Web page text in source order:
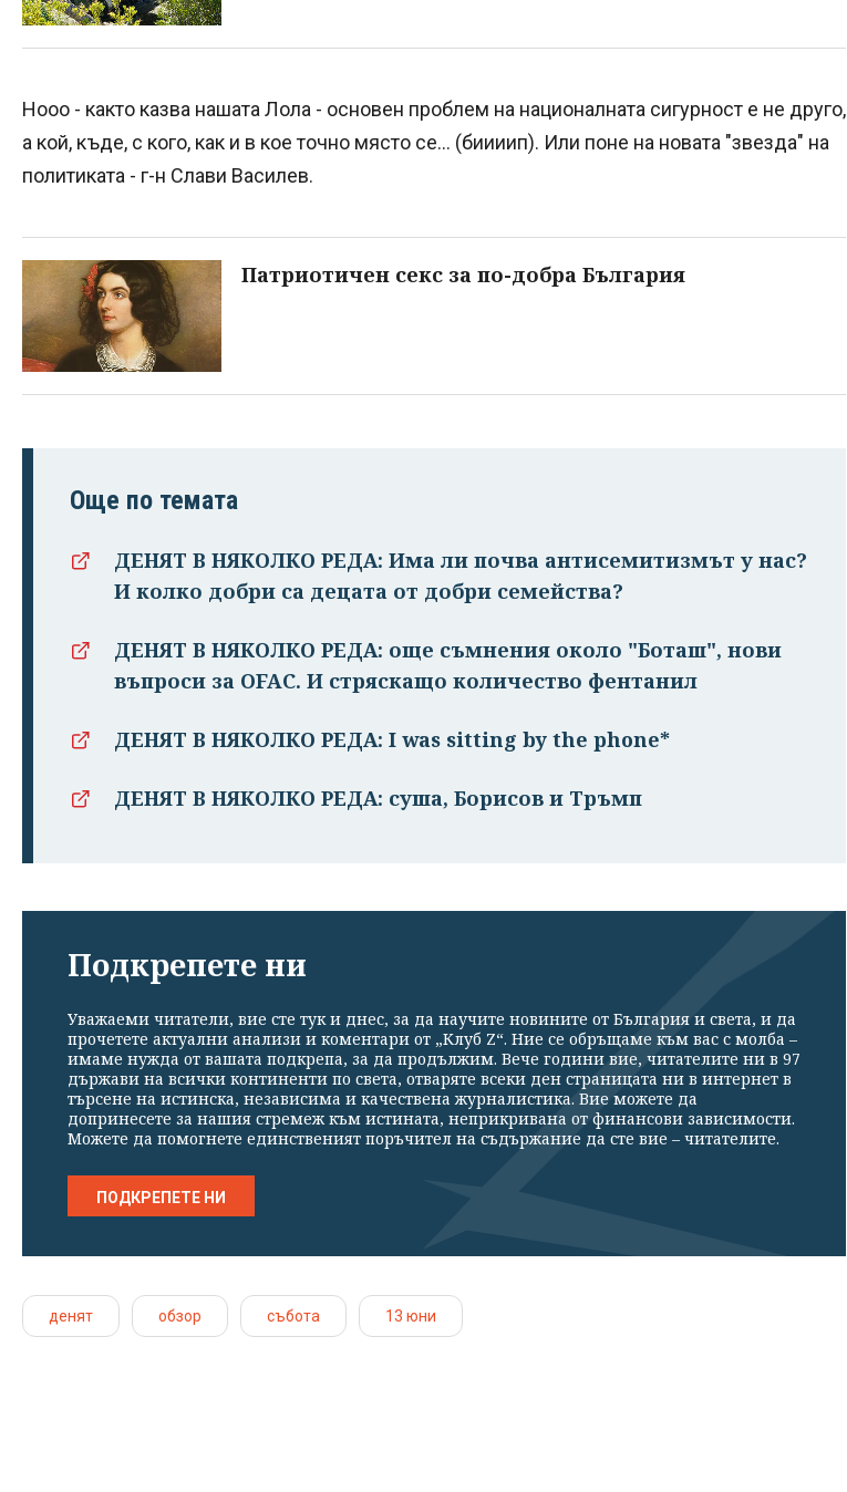
Нооо - както казва нашата Лола - основен проблем на националната сигурност е не друго,
а кой, къде, с кого, как и в кое точно място се... (биииип). Или поне на новата "звезда" на
политиката - г-н Слави Василев.
Патриотичен секс за по-добра България
Още по темата
ДЕНЯТ В НЯКОЛКО РЕДА: Има ли почва антисемитизмът у нас?
И колко добри са децата от добри семейства?
ДЕНЯТ В НЯКОЛКО РЕДА: още съмнения около "Боташ", нови
въпроси за OFAC. И стряскащо количество фентанил
ДЕНЯТ В НЯКОЛКО РЕДА: I was sitting by the phone*
ДЕНЯТ В НЯКОЛКО РЕДА: суша, Борисов и Тръмп
Подкрепете ни
Уважаеми читатели, вие сте тук и днес, за да научите новините от България и света, и да
прочетете актуални анализи и коментари от „Клуб Z“. Ние се обръщаме към вас с молба –
имаме нужда от вашата подкрепа, за да продължим. Вече години вие, читателите ни в 97
държави на всички континенти по света, отваряте всеки ден страницата ни в интернет в
търсене на истинска, независима и качествена журналистика. Вие можете да
допринесете за нашия стремеж към истината, неприкривана от финансови зависимости.
Можете да помогнете единственият поръчител на съдържание да сте вие – читателите.
ПОДКРЕПЕТЕ НИ
денят обзор събота 13 юни